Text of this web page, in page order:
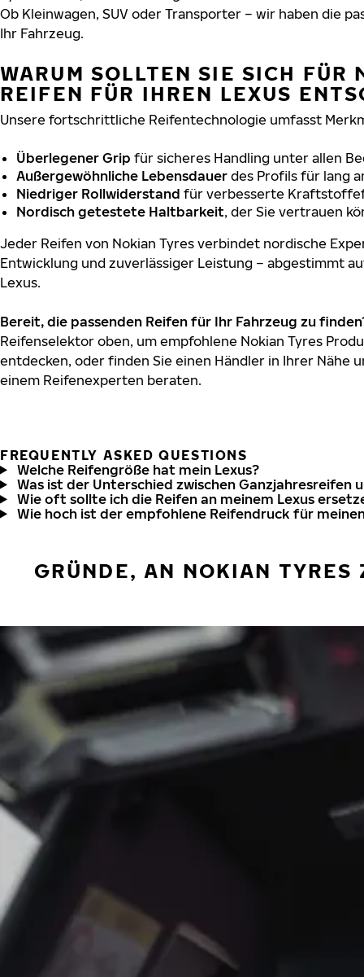
Ob Kleinwagen, SUV oder Transporter – wir haben die
Ihr Fahrzeug.
WARUM SOLLTEN SIE SICH FÜR
REIFEN FÜR IHREN LEXUS
Unsere fortschrittliche Reifentechnologie umfasst
Überlegener Grip für sicheres Handling unter allen
Außergewöhnliche Lebensdauer des Profils für lang
Niedriger Rollwiderstand für verbesserte
Nordisch getestete Haltbarkeit, der Sie vertrauen
Jeder Reifen von Nokian Tyres verbindet nordische
Entwicklung und zuverlässiger Leistung – abgestimmt
Lexus.
Bereit, die passenden Reifen für Ihr Fahrzeug zu
Reifenselektor oben, um empfohlene Nokian Tyres
entdecken, oder finden Sie einen Händler in Ihrer Nähe
einem Reifenexperten beraten.
FREQUENTLY ASKED QUESTIONS
Welche Reifengröße hat mein Lexus?
Was ist der Unterschied zwischen Ganzjahresreifen
Wie oft sollte ich die Reifen an meinem Lexus
Wie hoch ist der empfohlene Reifendruck für
GRÜNDE, AN NOKIAN TYRES